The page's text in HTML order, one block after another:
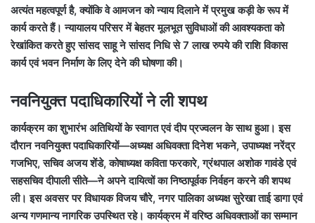
अत्यंत महत्वपूर्ण है, क्योंकि वे आमजन को न्याय दिलाने में प्रमुख कड़ी के रूप में
कार्य करते हैं। न्यायालय परिसर में बेहतर मूलभूत सुविधाओं की आवश्यकता को
रेखांकित करते हुए सांसद साहू ने सांसद निधि से 7 लाख रुपये की राशि विकास
कार्य एवं भवन निर्माण के लिए देने की घोषणा की।
नवनियुक्त पदाधिकारियों ने ली शपथ
कार्यक्रम का शुभारंभ अतिथियों के स्वागत एवं दीप प्रज्वलन के साथ हुआ। इस
दौरान नवनियुक्त पदाधिकारियों—अध्यक्ष अधिवक्ता दिनेश भकने, उपाध्यक्ष नरेंद्र
गजभिए, सचिव अजय शेंडे, कोषाध्यक्ष कविता फरकारे, ग्रंथपाल अशोक गावंडे एवं
सहसचिव दीपाली सीते—ने अपने दायित्वों का निष्ठापूर्वक निर्वहन करने की शपथ
ली। इस अवसर पर विधायक विजय चौरे, नगर पालिका अध्यक्ष सुरेखा ताई डागा एवं
अन्य गणमान्य नागरिक उपस्थित रहे। कार्यक्रम में वरिष्ठ अधिवक्ताओं का सम्मान